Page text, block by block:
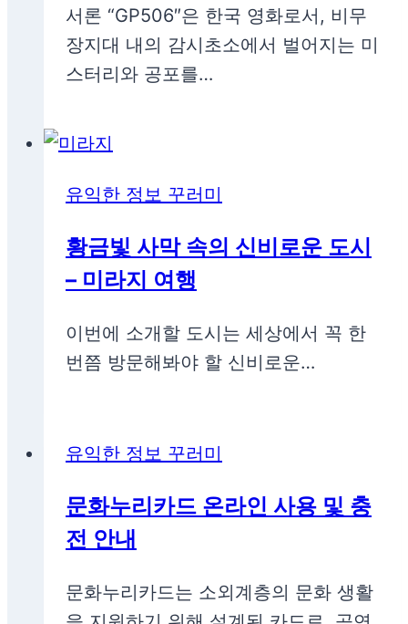
서론 “GP506″은 한국 영화로서, 비무
장지대 내의 감시초소에서 벌어지는 미
스터리와 공포를…
유익한 정보 꾸러미
황금빛 사막 속의 신비로운 도시
– 미라지 여행
이번에 소개할 도시는 세상에서 꼭 한
번쯤 방문해봐야 할 신비로운…
유익한 정보 꾸러미
문화누리카드 온라인 사용 및 충
전 안내
문화누리카드는 소외계층의 문화 생활